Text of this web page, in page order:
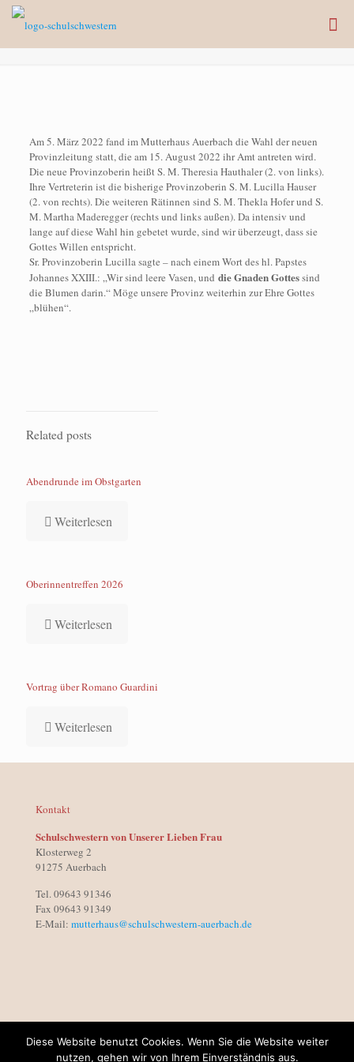
Am 5. März 2022 fand im Mutterhaus Auerbach die Wahl der neuen
Provinzleitung statt, die am 15. August 2022 ihr Amt antreten wird.
Die neue Provinzoberin heißt S. M. Theresia Hauthaler (2. von links).
Ihre Vertreterin ist die bisherige Provinzoberin S. M. Lucilla Hauser
(2. von rechts). Die weiteren Rätinnen sind S. M. Thekla Hofer und S.
M. Martha Maderegger (rechts und links außen). Da intensiv und
lange auf diese Wahl hin gebetet wurde, sind wir überzeugt, dass sie
Gottes Willen entspricht.
Sr. Provinzoberin Lucilla sagte – nach einem Wort des hl. Papstes
Johannes XXIII.: „Wir sind leere Vasen, und die Gnaden Gottessind
die Blumen darin.“ Möge unsere Provinz weiterhin zur Ehre Gottes
„blühen“.
Related posts
Abendrunde im Obstgarten
Weiterlesen
Oberinnentreffen 2026
Weiterlesen
Vortrag über Romano Guardini
Weiterlesen
Kontakt
Schulschwestern von Unserer Lieben Frau
Klosterweg 2
91275 Auerbach
Tel. 09643 91346
Fax 09643 91349
E-Mail: mutterhaus@schulschwestern-auerbach.de
Gebetsanliegen
Diese Website benutzt Cookies. Wenn Sie die Website weiter
nutzen, gehen wir von Ihrem Einverständnis aus.